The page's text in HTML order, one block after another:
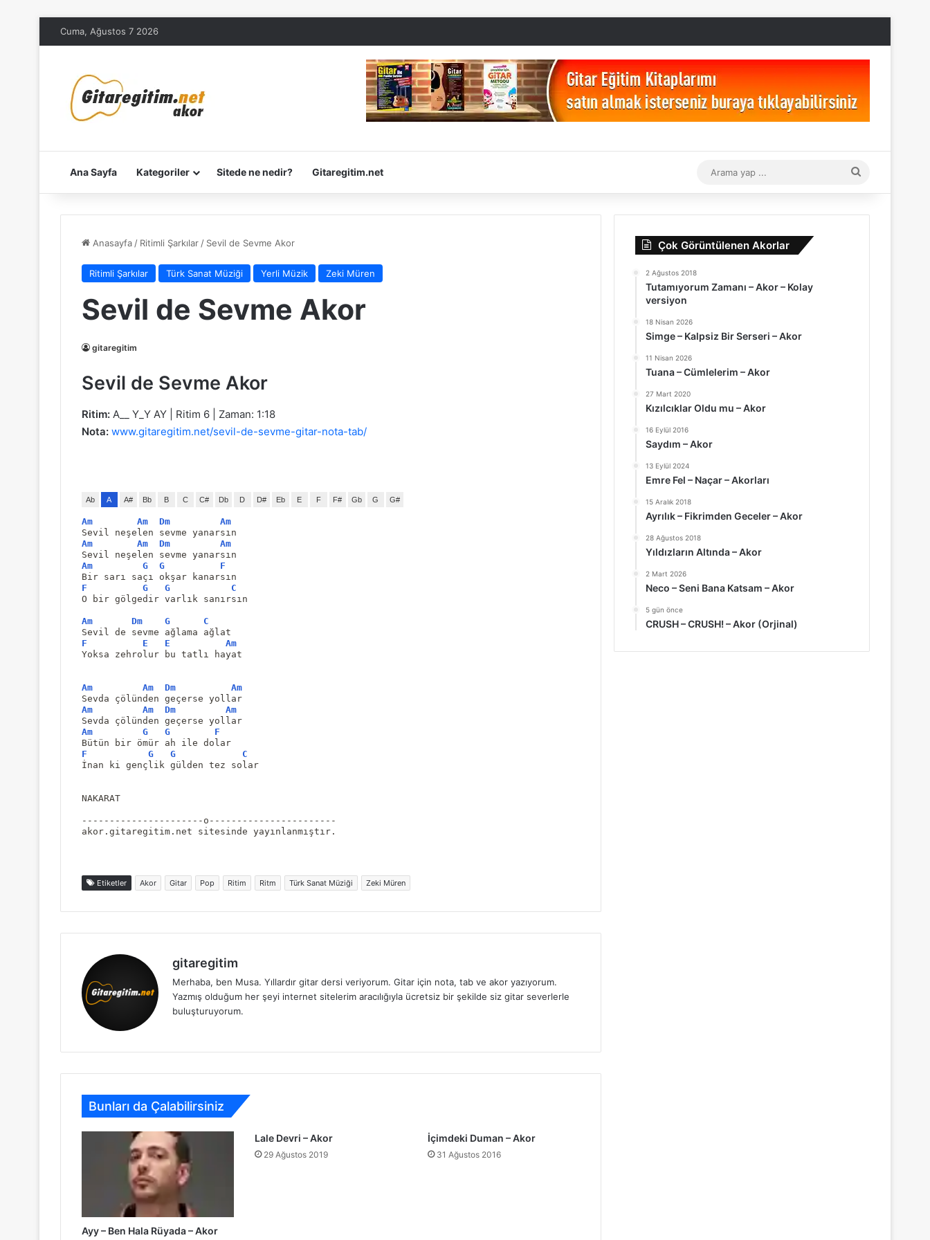
Cuma, Ağustos 7 2026
Ana Sayfa Kategoriler Sitede ne nedir? Gitaregitim.net
yap
Anasayfa / Ritimli Şarkılar / Sevil de Sevme Akor
Ritimli Şarkılar Türk Sanat Müziği Yerli Müzik Zeki Müren
Sevil de Sevme Akor
gitaregitim
Sevil de Sevme Akor
Ritim: A__ Y_Y AY | Ritim 6 | Zaman: 1:18
Nota: www.gitaregitim.net/sevil-de-sevme-gitar-nota-tab/
Ab A A# Bb B C C# Db D D# Eb E F F# Gb G G#
Am Am Dm
Am
Sevil neşelen sevme yanarsın
Am
Am Dm
Am
Sevil neşelen sevme yanarsın
Am
G G
F
Bir sarı saçı okşar kanarsın
F
G G
C
O bir gölgedir varlık sanırsın
Am Dm G
C
Sevil de sevme ağlama ağlat
F
E E
Am
Yoksa zehrolur bu tatlı hayat
Am Am Dm
Am
Sevda çölünden geçerse yollar
Am
Am Dm
Am
Sevda çölünden geçerse yollar
Am
G G
F
Bütün bir ömür ah ile dolar
F
G G
C
İnan ki gençlik gülden tez solar
NAKARAT
----------------------o-----------------------
akor.gitaregitim.net sitesinde yayınlanmıştır.
Etiketler Akor Gitar Pop Ritim Ritm Türk Sanat Müziği Zeki Müren
gitaregitim
Merhaba, ben Musa. Yıllardır gitar dersi veriyorum. Gitar için nota, tab ve akor yazıyorum.
Yazmış olduğum her şeyi internet sitelerim aracılığıyla ücretsiz bir şekilde siz gitar severlerle
buluşturuyorum.
Bunları da Çalabilirsiniz
Ayy – Ben Hala Rüyada – Akor
Lale Devri – Akor
29 Ağustos 2019
İçimdeki Duman – Akor
31 Ağustos 2016
Çok Görüntülenen Akorlar
2 Ağustos 2018
Tutamıyorum Zamanı – Akor – Kolay
versiyon
18 Nisan 2026
Simge – Kalpsiz Bir Serseri – Akor
11 Nisan 2026
Tuana – Cümlelerim – Akor
27 Mart 2020
Kızılcıklar Oldu mu – Akor
16 Eylül 2016
Saydım – Akor
13 Eylül 2024
Emre Fel – Naçar – Akorları
15 Aralık 2018
Ayrılık – Fikrimden Geceler – Akor
28 Ağustos 2018
Yıldızların Altında – Akor
2 Mart 2026
Neco – Seni Bana Katsam – Akor
5 gün önce
CRUSH – CRUSH! – Akor (Orjinal)